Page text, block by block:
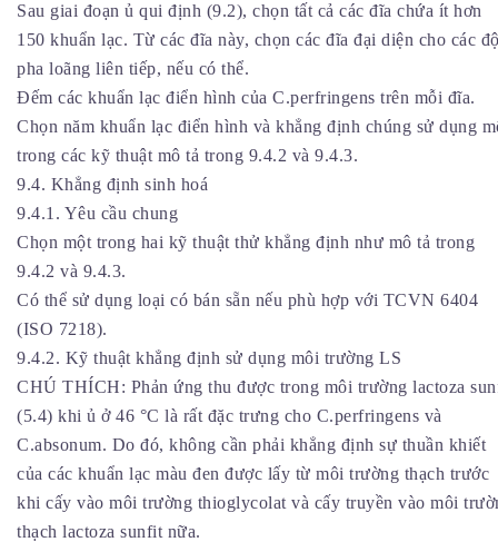
Sau giai đoạn ủ qui định (9.2), chọn tất cả các đĩa chứa ít hơn
150 khuẩn lạc. Từ các đĩa này, chọn các đĩa đại diện cho các
pha loãng liên tiếp, nếu có thể.
Đếm các khuẩn lạc điển hình của C.perfringens trên mỗi đĩa.
Chọn năm khuẩn lạc điển hình và khẳng định chúng sử dụng
trong các kỹ thuật mô tả trong 9.4.2 và 9.4.3.
9.4. Khẳng định sinh hoá
9.4.1. Yêu cầu chung
Chọn một trong hai kỹ thuật thử khẳng định như mô tả trong
9.4.2 và 9.4.3.
Có thể sử dụng loại có bán sẵn nếu phù hợp với TCVN 6404
(ISO 7218).
9.4.2. Kỹ thuật khẳng định sử dụng môi trường LS
CHÚ THÍCH: Phản ứng thu được trong môi trường lactoza
(5.4) khi ủ ở 46 °C là rất đặc trưng cho C.perfringens và
C.absonum. Do đó, không cần phải khẳng định sự thuần khiết
của các khuẩn lạc màu đen được lấy từ môi trường thạch trước
khi cấy vào môi trường thioglycolat và cấy truyền vào môi
thạch lactoza sunfit nữa.